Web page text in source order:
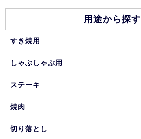
用途から探す
すき焼用
しゃぶしゃぶ用
ステーキ
焼肉
切り落とし